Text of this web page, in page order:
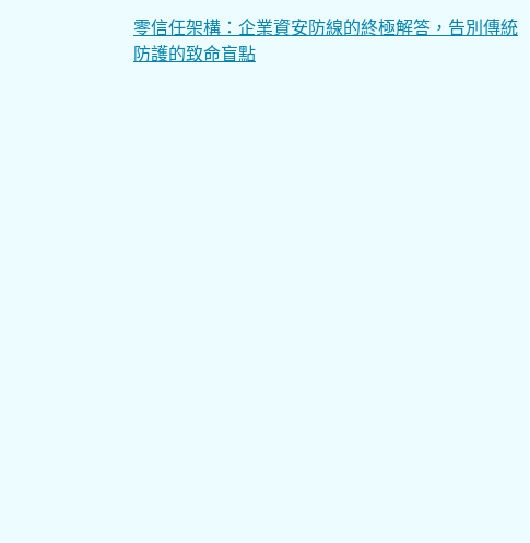
文
章
零信任架構：企業資安防線的終極解答，告別傳統
防護的致命盲點